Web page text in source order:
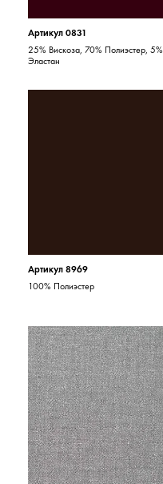
Артикул 0831
25% Вискоза, 70% Полиэстер, 5%
Эластан
Артикул 8969
100% Полиэстер